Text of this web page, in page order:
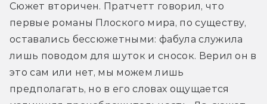
Сюжет вторичен. Пратчетт говорил, что
первые романы Плоского мира, по существу,
оставались бессюжетными: фабула служила
лишь поводом для шуток и сносок. Верил он в
это сам или нет, мы можем лишь
предполагать, но в его словах ощущается